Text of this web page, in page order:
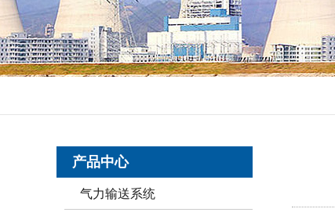
产品中心
气力输送系统